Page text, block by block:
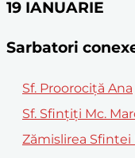
19 IANUARIE
Sarbatori
Sf. Proorociţă Ana
Sf. Sfinţiţi Mc.
Zămislirea Sfintei